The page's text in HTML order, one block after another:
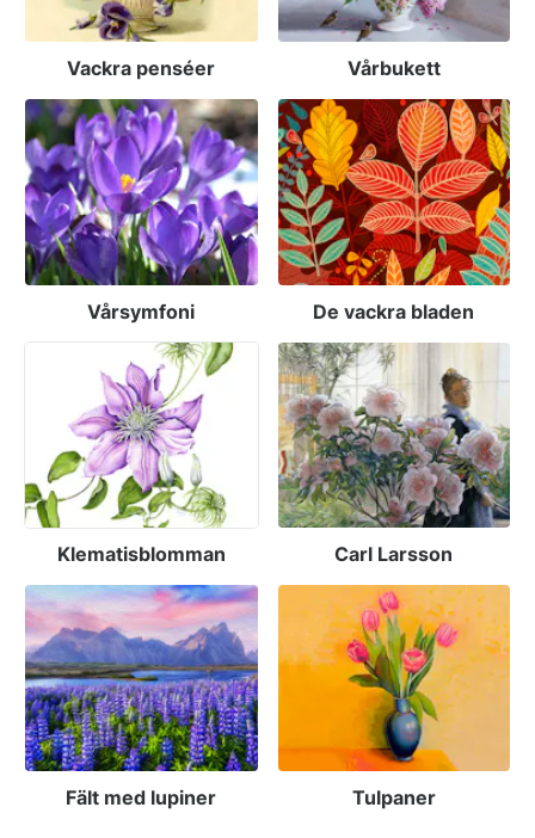
Vackra penséer Vårbukett
Vårsymfoni De vackra bladen
Klematisblomman Carl Larsson
Fält med lupiner Tulpaner